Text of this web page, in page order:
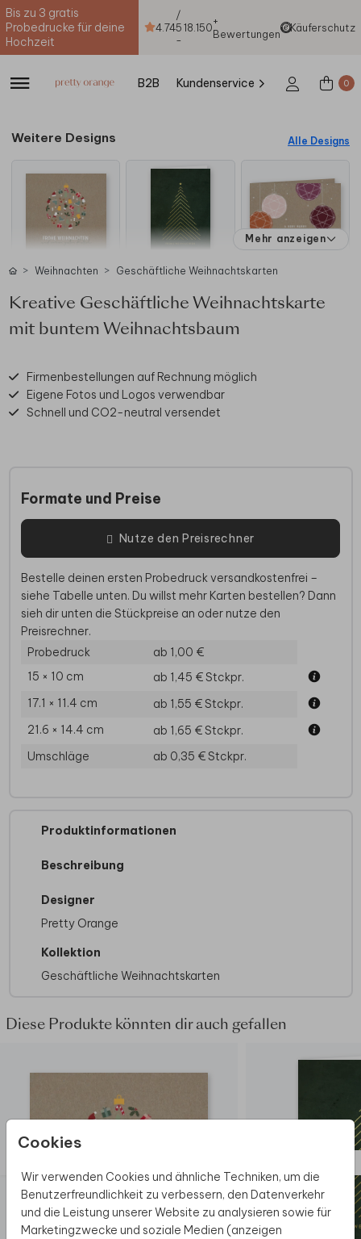
Bis zu 3 gratis
Probedrucke für deine
Hochzeit
4.74
/
5
-
18.150+
Bewertungen
Käuferschutz
B2B Kundenservice 0
Cookies
Wir verwenden Cookies und ähnliche Techniken, um die
Benutzerfreundlichkeit zu verbessern, den Datenverkehr
und die Leistung unserer Website zu analysieren sowie für
Marketingzwecke und soziale Medien (anzeigen
Weitere Designs Alle Designs
Mehr anzeigen
Weihnachten Geschäftliche Weihnachtskarten
Kreative Geschäftliche Weihnachtskarte
mit buntem Weihnachtsbaum
Firmenbestellungen auf Rechnung möglich
Eigene Fotos und Logos verwendbar
Schnell und CO2-neutral versendet
Formate und Preise
Nutze den Preisrechner
Bestelle deinen ersten Probedruck versandkostenfrei –
siehe Tabelle unten. Du willst mehr Karten bestellen? Dann
sieh dir unten die Stückpreise an oder nutze den
Preisrechner.
Probedruck
ab 1,00 €
15 × 10 cm
ab 1,45 €Stckpr.
17.1 × 11.4 cm
ab 1,55 €Stckpr.
21.6 × 14.4 cm
ab 1,65 €Stckpr.
Umschläge
ab 0,35 €Stckpr.
Produktinformationen
Beschreibung
Designer
Pretty Orange
Kollektion
Geschäftliche Weihnachtskarten
Diese Produkte könnten dir auch gefallen